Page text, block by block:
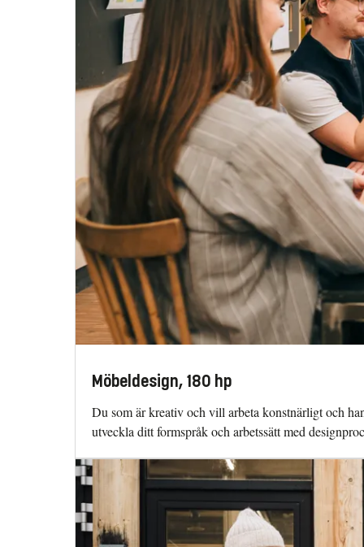
Möbeldesign, 180 hp
Du som är kreativ och vill arbeta konstnärligt och
utveckla ditt formspråk och arbetssätt med